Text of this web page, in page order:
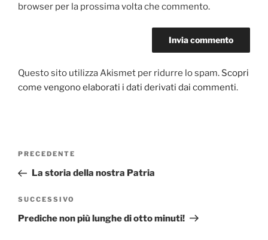
browser per la prossima volta che commento.
Questo sito utilizza Akismet per ridurre lo spam. Scopri
come vengono elaborati i dati derivati dai commenti.
Navigazione
Articolo
precedente:
PRECEDENTE
La storia della nostra Patria
Articolo
successivo
SUCCESSIVO
Prediche non più lunghe di otto minuti!